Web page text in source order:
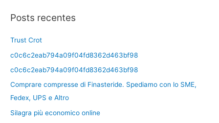
Posts recentes
Trust Crot
c0c6c2eab794a09f04fd8362d463bf98
c0c6c2eab794a09f04fd8362d463bf98
Comprare compresse di Finasteride. Spediamo con lo SME,
Fedex, UPS e Altro
Silagra più economico online